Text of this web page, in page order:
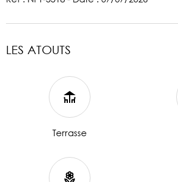
LES ATOUTS
Terrasse